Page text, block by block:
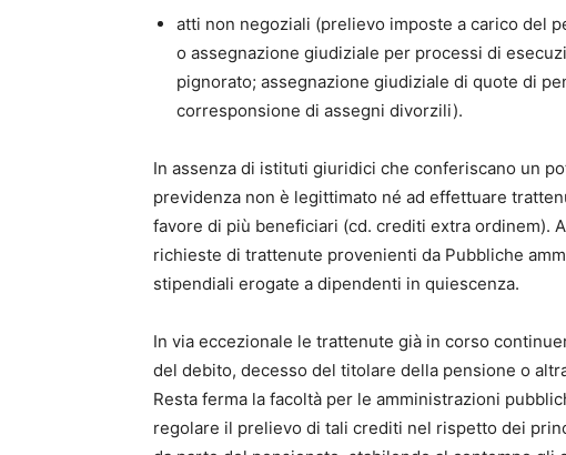
atti non negoziali (prelievo imposte a carico del
o assegnazione giudiziale per processi di
pignorato; assegnazione giudiziale di quote di
corresponsione di assegni divorzili).
In assenza di istituti giuridici che conferiscano un
previdenza non è legittimato né ad effettuare
favore di più beneficiari (cd. crediti extra ordinem).
richieste di trattenute provenienti da Pubbliche
stipendiali erogate a dipendenti in quiescenza.
In via eccezionale le trattenute già in corso
del debito, decesso del titolare della pensione o
Resta ferma la facoltà per le amministrazioni
regolare il prelievo di tali crediti nel rispetto dei